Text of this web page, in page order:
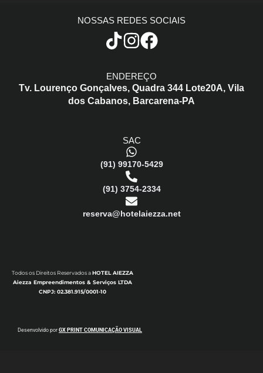
SAC
(91) 99170-5429
(91) 3754-2334
reserva@hotelaiezza.net
ENDEREÇO
Tv. Lourenço Gonçalves, Quadra 344 Lote20A, Vila
dos Cabanos, Barcarena-PA
NOSSAS REDES SOCIAIS
Desenvolvido por GX PRINT COMUNICAÇÃO VISUAL
Todos os Direitos Reservados aHOTEL AIEZZA
Aiezza Empreendimentos & Serviços LTDA
CNPJ: 02.381.915/0001-10